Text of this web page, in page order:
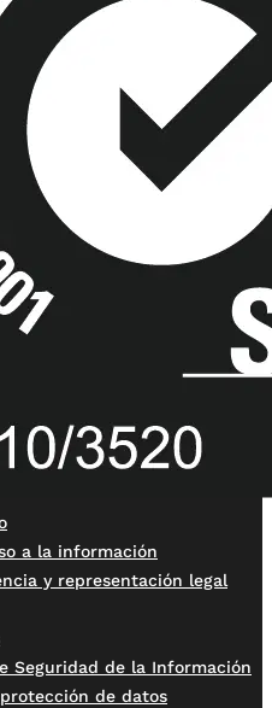
a la información
y representación legal
Seguridad de la Información
de datos